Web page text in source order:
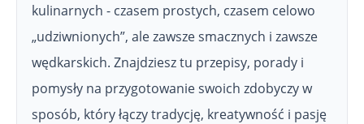
kulinarnych - czasem prostych, czasem celowo
„udziwnionych”, ale zawsze smacznych i zawsze
wędkarskich. Znajdziesz tu przepisy, porady i
pomysły na przygotowanie swoich zdobyczy w
sposób, który łączy tradycję, kreatywność i pasję